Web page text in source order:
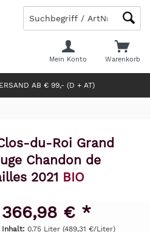
AB € 99,- (D + AT)
Warenkorb
Mein Konto
du-Roi Grand
Chandon de
2021 BIO
366,98 € *
Inhalt: 0.75 Liter (489,31 €/Liter)